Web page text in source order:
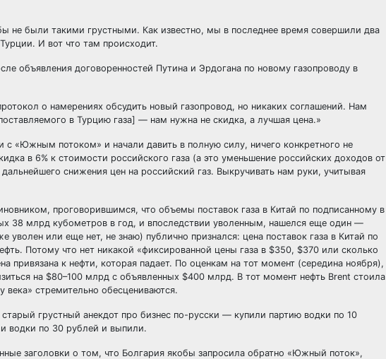
не были такими грустными. Как известно, мы в последнее время совершили два
И вот что там происходит.
объявления договоренностей Путина и Эрдогана по новому газопроводу в
о намерениях обсудить новый газопровод, но никаких соглашений. Нам
в Турцию газа] — нам нужна не скидка, а лучшая цена.»
с «Южным потоком» и начали давить в полную силу, ничего конкретного не
в 6% к стоимости российского газа (а это уменьшение российских доходов от
снижения цен на российский газ. Выкручивать нам руки, учитывая
проговорившимся, что объемы поставок газа в Китай по подписанному в
38 млрд кубометров в год, и впоследствии уволенным, нашелся еще один —
или еще нет, не знаю) публично признался: цена поставок газа в Китай по
Потому что нет никакой «фиксированной цены газа в $350, $370 или сколько
привязана к нефти, которая падает. По оценкам на тот момент (середина ноября),
на $80–100 млрд с объявленных $400 млрд. В тот момент нефть Brent стоила
стремительно обесцениваются.
грустный анекдот про бизнес по-русски — купили партию водки по 10
водки по 30 рублей и выпили.
заголовки о том, что Болгария якобы запросила обратно «Южный поток»,